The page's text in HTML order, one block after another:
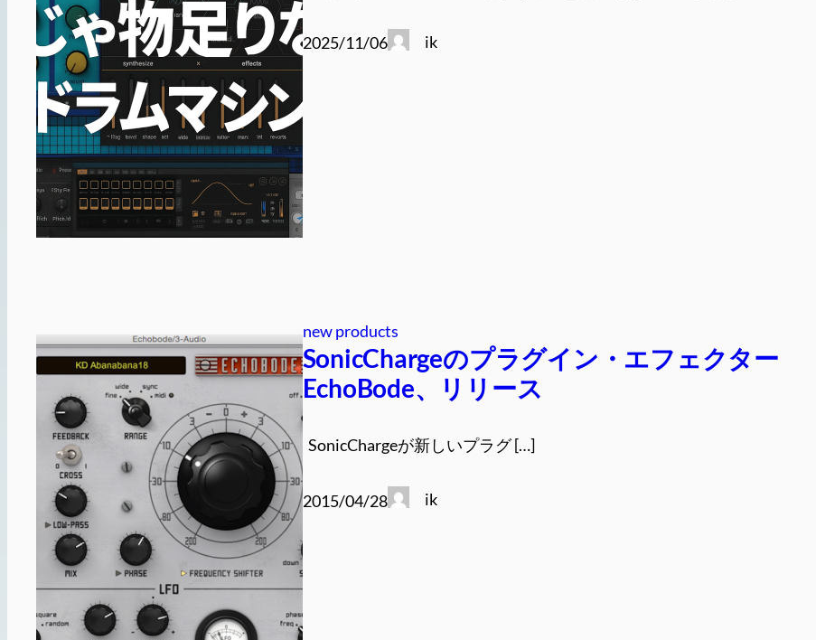
2025/11/06 ik
new products
SonicChargeのプラグイン・エフェクター
EchoBode、リリース
SonicChargeが新しいプラグ […]
2015/04/28 ik